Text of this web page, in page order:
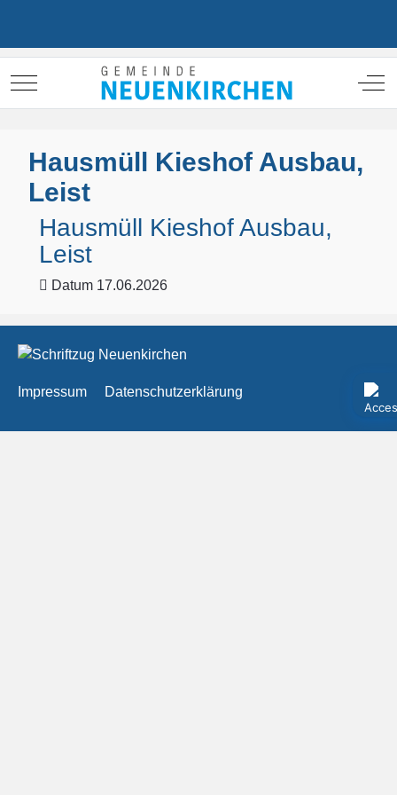
Mobile Menu Toggle Off-
Hausmüll Kieshof Ausbau,
Leist
Hausmüll Kieshof Ausbau,
Leist
Datum 17.06.2026
Impressum Datenschutzerklärung